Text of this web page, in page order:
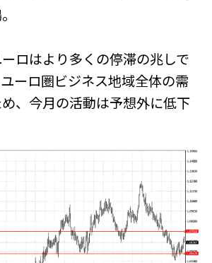
ロはより多くの停滞の兆しで
ーロ圏ビジネス地域全体の需
、今月の活動は予想外に低下